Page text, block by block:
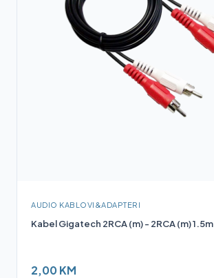
AUDIO KABLOVI&ADAPTERI
Kabel Gigatech 2RCA (m) - 2RCA (m) 1.5m
2,00 KM